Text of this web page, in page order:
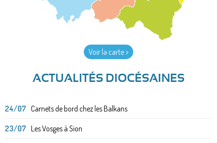
Voir la carte >
ACTUALITÉS DIOCÉSAINES
24/07 Carnets de bord chez les Balkans
23/07 Les Vosges à Sion